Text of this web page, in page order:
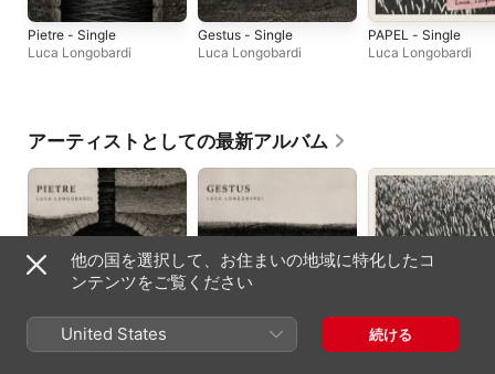
Pietre - Single
Luca Longobardi
Gestus - Single
Luca Longobardi
PAPEL - Single
Luca Longobardi
アーティストとしての最新アルバム
Pietre - Single
Luca Longobardi
Gestus - Single
Luca Longobardi
PAPEL - Single
Luca Longobardi
他の国を選択して、お住まいの地域に特化したコ
ンテンツをご覧ください
United States 続ける